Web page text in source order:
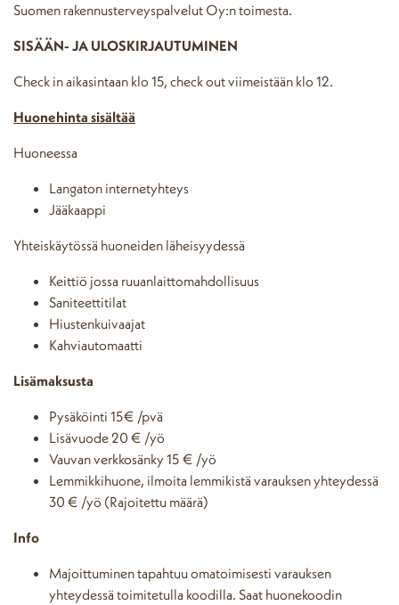
Suomen rakennusterveyspalvelut Oy:n toimesta.
SISÄÄN- JA ULOSKIRJAUTUMINEN
Check in aikasintaan klo 15, check out viimeistään klo 12.
Huonehinta sisältää
Huoneessa
Langaton internetyhteys
Jääkaappi
Yhteiskäytössä huoneiden läheisyydessä
Keittiö jossa ruuanlaittomahdollisuus
Saniteettitilat
Hiustenkuivaajat
Kahviautomaatti
Lisämaksusta
Pysäköinti 15€ /pvä
Lisävuode 20 € /yö
Vauvan verkkosänky 15 € /yö
Lemmikkihuone, ilmoita lemmikistä varauksen yhteydessä
30 € /yö (Rajoitettu määrä)
Info
Majoittuminen tapahtuu omatoimisesti varauksen
yhteydessä toimitetulla koodilla. Saat huonekoodin